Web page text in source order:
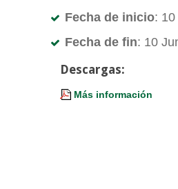
Fecha de inicio:
Fecha de fin: 10
Descargas:
Más información